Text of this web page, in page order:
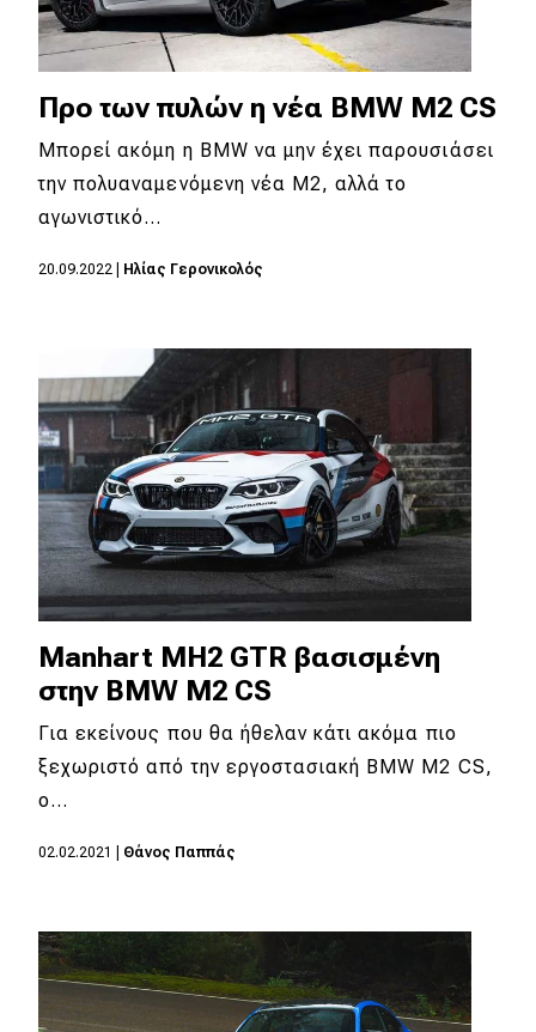
Προ των πυλών η νέα BMW M2 CS
Mπορεί ακόμη η BMW να μην έχει παρουσιάσει
την πολυαναμενόμενη νέα M2, αλλά το
αγωνιστικό…
20.09.2022 Ηλίας Γερονικολός
Manhart MH2 GTR βασισμένη
στην BMW M2 CS
Για εκείνους που θα ήθελαν κάτι ακόμα πιο
ξεχωριστό από την εργοστασιακή BMW M2 CS,
ο…
02.02.2021 Θάνος Παππάς